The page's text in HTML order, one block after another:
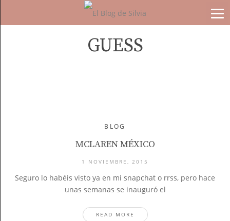
GUESS
BLOG
MCLAREN MÉXICO
1 NOVIEMBRE, 2015
Seguro lo habéis visto ya en mi snapchat o rrss, pero hace
unas semanas se inauguró el
READ MORE